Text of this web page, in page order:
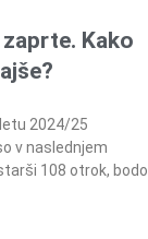
Kako
2024/25
v naslednjem
108 otrok, bodo